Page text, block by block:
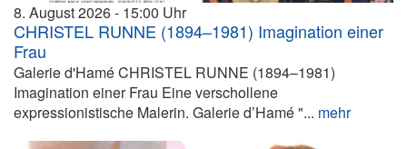
8. August 2026 15:00
CHRISTEL RUNNE (1894–1981) Imagination einer
Frau
Galerie d'Hamé CHRISTEL RUNNE (1894–1981)
Imagination einer Frau Eine verschollene
expressionistische Malerin. Galerie d’Hamé "... mehr